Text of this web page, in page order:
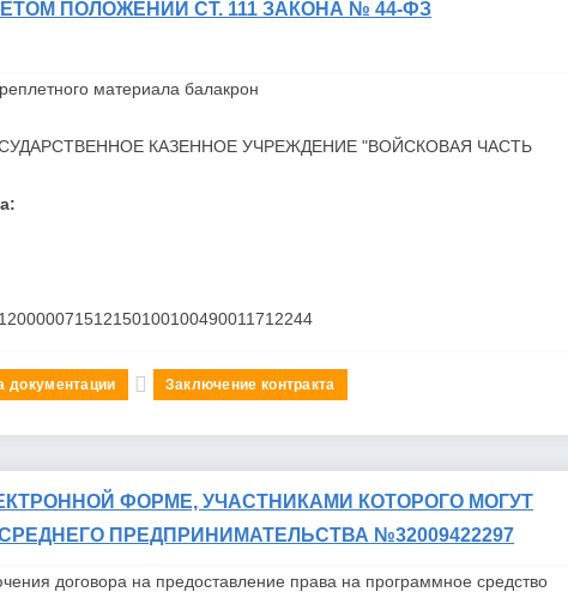
ПОЛОЖЕНИЙ СТ. 111 ЗАКОНА № 44-ФЗ
материала балакрон
КАЗЕННОЕ УЧРЕЖДЕНИЕ "ВОЙСКОВАЯ ЧАСТЬ
документации Заключение контракта
ФОРМЕ, УЧАСТНИКАМИ КОТОРОГО МОГУТ
ПРЕДПРИНИМАТЕЛЬСТВА №32009422297
договора на предоставление права на программное средство